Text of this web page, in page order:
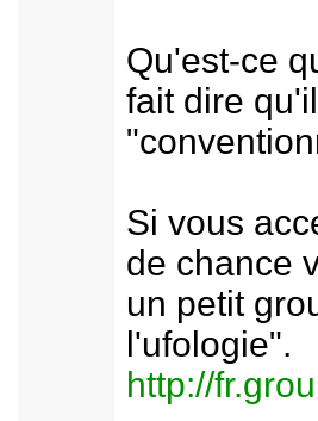
Qu'est-ce
fait dire
Si vous
de chance
un petit
l'ufologie".
http://